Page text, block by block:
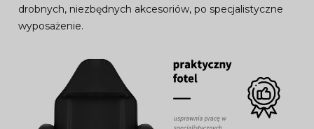
drobnych, niezbędnych akcesoriów, po specjalistyczne
wyposażenie.